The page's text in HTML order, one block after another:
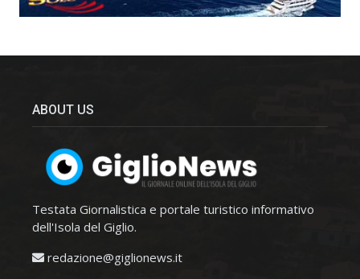
ABOUT US
Testata Giornalistica e portale turistico informativo
dell'Isola del Giglio.
redazione@giglionews.it